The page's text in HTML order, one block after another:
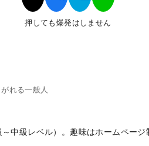
押しても爆発はしません
れる一般人
中級レベル）。趣味はホームペー